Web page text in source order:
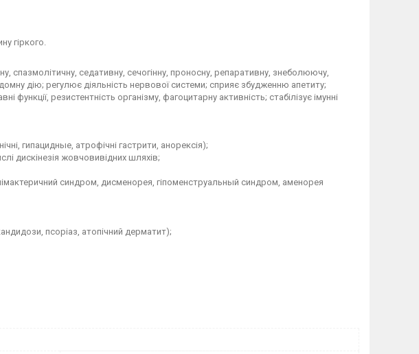
гіркого.
спазмолітичну, седативну, сечогінну, проносну, репаративну, знеболюючу,
дію; регулює діяльність нервової системи; сприяє збудженню апетиту;
резистентність організму, фагоцитарну активність; стабілізує імунні
гипацидные, атрофічні гастрити, анорексія);
дискінезія жовчовивідних шляхів;
синдром, дисменорея, гіпоменструальный синдром, аменорея
псоріаз, атопічний дерматит);